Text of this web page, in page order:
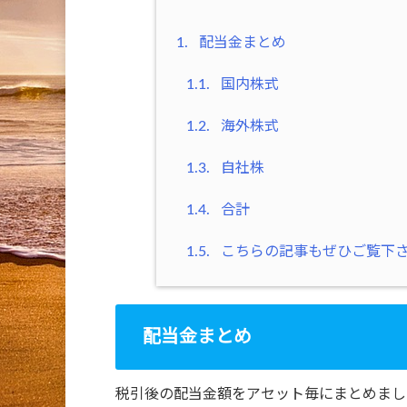
1. 配当金まとめ
1.1. 国内株式
1.2. 海外株式
1.3. 自社株
1.4. 合計
1.5. こちらの記事もぜひご覧下
配当金まとめ
税引後の配当金額をアセット毎にまとめまし